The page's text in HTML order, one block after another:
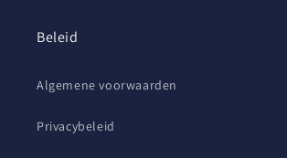
Beleid
Algemene voorwaarden
Privacybeleid